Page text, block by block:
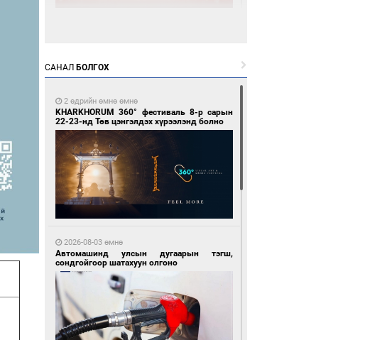
олгоно
2 цагийн өмнө өмнө
УИХ-ын дарга С.Бямбацогт Сутай хайрхны
тэнгэрийг тахих тахилгад оролцлоо
2 цагийн өмнө өмнө
Зургаан цагаан мэнгэтэй харагчин үхэр
САНАЛ БОЛГОХ
2 өдрийн өмнө өмнө
KHARKHORUM 360° фестиваль 8-р сарын
22-23-нд Төв цэнгэлдэх хүрээлэнд болно
2026-08-03 өмнө
Автомашинд улсын дугаарын тэгш,
сондгойгоор шатахуун олгоно